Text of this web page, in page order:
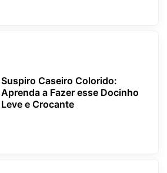
Suspiro Caseiro Colorido:
Aprenda a Fazer esse Docinho
Leve e Crocante